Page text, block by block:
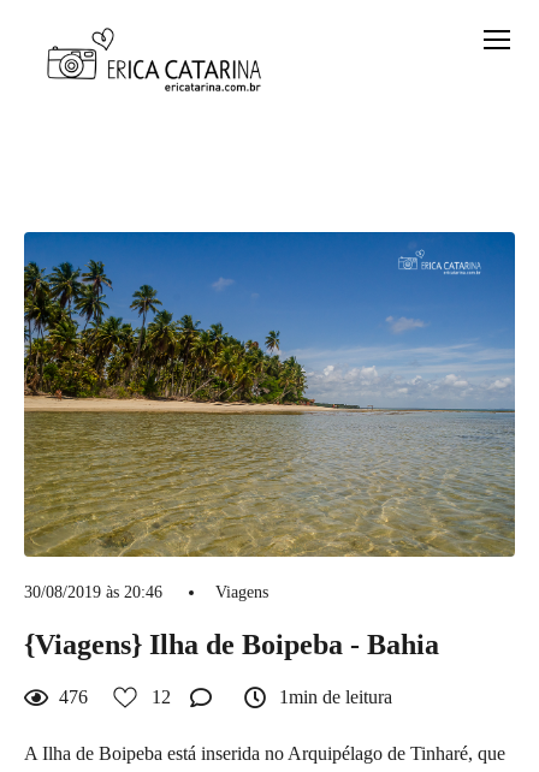
30/08/2019 às 20:46 Viagens
{Viagens} Ilha de Boipeba - Bahia
476 12 1min de leitura
A Ilha de Boipeba está inserida no Arquipélago de Tinharé, que